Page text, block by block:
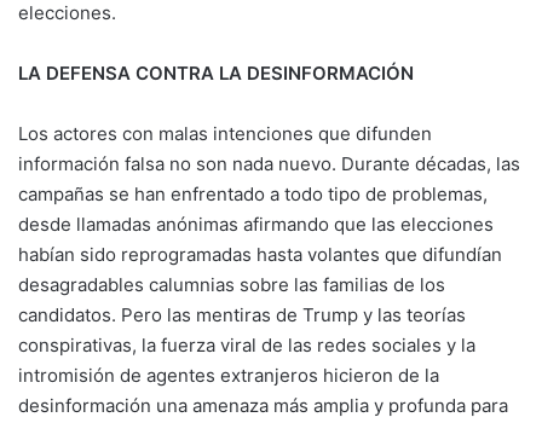
elecciones.
LA DEFENSA CONTRA LA DESINFORMACIÓN
Los actores con malas intenciones que difunden
información falsa no son nada nuevo. Durante décadas, las
campañas se han enfrentado a todo tipo de problemas,
desde llamadas anónimas afirmando que las elecciones
habían sido reprogramadas hasta volantes que difundían
desagradables calumnias sobre las familias de los
candidatos. Pero las mentiras de Trump y las teorías
conspirativas, la fuerza viral de las redes sociales y la
intromisión de agentes extranjeros hicieron de la
desinformación una amenaza más amplia y profunda para